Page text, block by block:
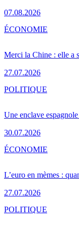
07.08.2026
Merci la Chine : elle a
27.07.2026
ÉCONOMIE
Une enclave
30.07.2026
POLITIQUE
L’euro en mèmes :
27.07.2026
ÉCONOMIE
POLITIQUE